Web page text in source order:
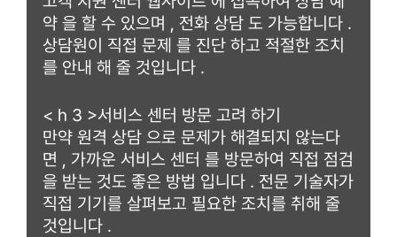
약 을 할 수 있으며 , 전화 상담 도 가능합니다 .
상담원이 직접 문제 를 진단 하고 적절한 조치
를 안내 해 줄 것입니다 .
< h 3 >서비스 센터 방문 고려 하기
만약 원격 상담 으로 문제가 해결되지 않는다
면 , 가까운 서비스 센터 를 방문하여 직접 점검
을 받는 것도 좋은 방법 입니다 . 전문 기술자가
직접 기기를 살펴보고 필요한 조치를 취해 줄
것입니다 .